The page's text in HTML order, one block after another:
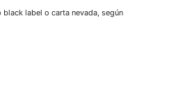
label o carta nevada, según